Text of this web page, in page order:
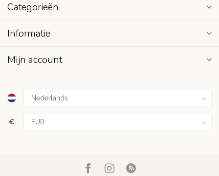
Categorieën
Informatie
Mijn account
€